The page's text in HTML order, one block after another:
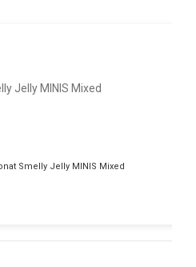
Smelly Jelly MINIS Mixed